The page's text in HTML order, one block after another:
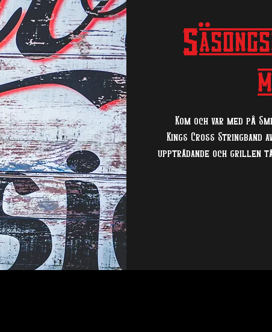
Kom och var med på
Kings Cross Stringband
uppträdande och grillen